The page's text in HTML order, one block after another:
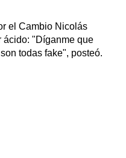
el Cambio Nicolás
ácido: "Díganme que
todas fake", posteó.